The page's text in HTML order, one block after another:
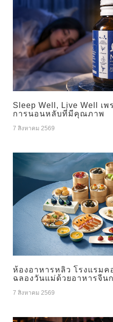
Sleep Well, Live Well เ
การนอนหลับที่มีคุณภาพ
7 สิงหาคม 2569
ห้องอาหารหลิว โรงแรมค
ฉลองวันแม่ด้วยอาหารจีน
7 สิงหาคม 2569